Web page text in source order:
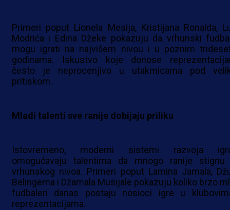
Primeri poput Lionela Mesija, Kristijana Ronalda,
Modrića i Edina Džeke pokazuju da vrhunski
mogu igrati na najvišem nivou i u poznim
godinama. Iskustvo koje donose
često je neprocenjivo u utakmicama pod
pritiskom.
Mladi talenti sve ranije dobijaju priliku
Istovremeno, moderni sistemi razvoja
omogućavaju talentima da mnogo ranije stignu
vrhunskog nivoa. Primeri poput Lamina Jamala,
Belingema i Džamala Musijale pokazuju koliko brzo
fudbaleri danas postaju nosioci igre u
reprezentacijama.